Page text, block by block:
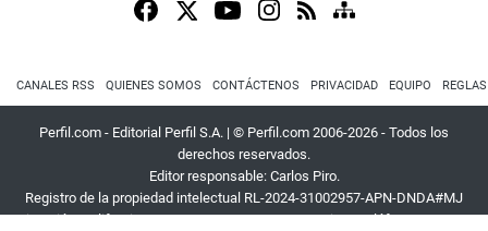
CANALES RSS QUIENES SOMOS CONTÁCTENOS PRIVACIDAD EQUIPO
Perfil.com - Editorial Perfil S.A. | © Perfil.com 2006-2026 - Todos los
derechos reservados.
Editor responsable: Carlos Piro.
Registro de la propiedad intelectual RL-2024-31002957-APN-DNDA#MJ
Dirección:California 2715,C1289ABI,CABA, Argentina| Teléfono:+54 9 11